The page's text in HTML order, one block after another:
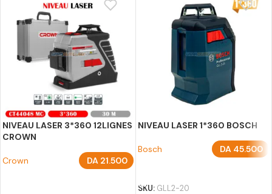
NIVEAU LASER 3*360 12LIGNES
CROWN
Crown DA 21.500
NIVEAU LASER 1*360 BOSCH
Bosch DA 45.500
SKU: GLL2-20